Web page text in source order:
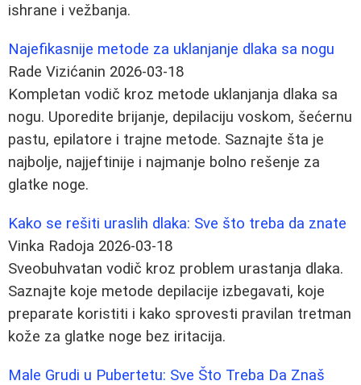
ishrane i vežbanja.
Najefikasnije metode za uklanjanje dlaka sa nogu
Rade Vizićanin 2026-03-18
Kompletan vodič kroz metode uklanjanja dlaka sa
nogu. Uporedite brijanje, depilaciju voskom, šećernu
pastu, epilatore i trajne metode. Saznajte šta je
najbolje, najjeftinije i najmanje bolno rešenje za
glatke noge.
Kako se rešiti uraslih dlaka: Sve što treba da znate
Vinka Radoja 2026-03-18
Sveobuhvatan vodič kroz problem urastanja dlaka.
Saznajte koje metode depilacije izbegavati, koje
preparate koristiti i kako sprovesti pravilan tretman
kože za glatke noge bez iritacija.
Male Grudi u Pubertetu: Sve Što Treba Da Znaš